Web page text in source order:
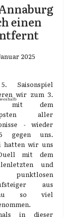
einen
2025
Saisonspiel
wir zum 3.
mit dem
aller
- wieder
gegen uns.
hatten wir uns
mit dem
und
punktlosen
aus
so viel
in dieser